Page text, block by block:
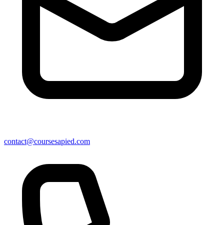
contact@coursesapied.com